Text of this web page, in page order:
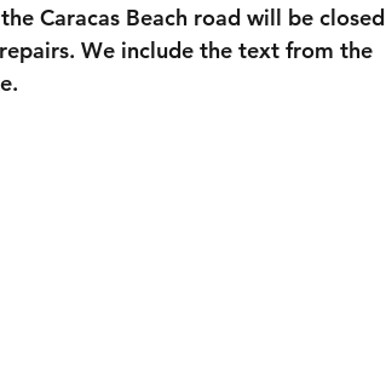
Caracas Beach road will be closed
We include the text from the